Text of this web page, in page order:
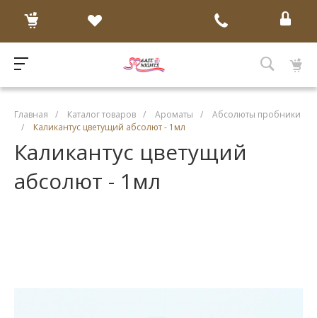
Главная / Каталог товаров / Ароматы /
Абсолюты пробники
/
Каликантус цветущий абсолют - 1мл
Каликантус цветущий
абсолют - 1мл